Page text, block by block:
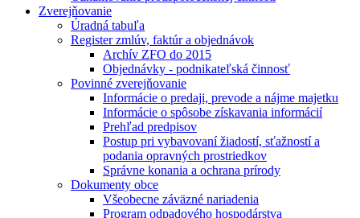
Zverejňovanie
Úradná tabuľa
Register zmlúv, faktúr a objednávok
Archív ZFO do 2015
Objednávky - podnikateľská činnosť
Povinné zverejňovanie
Informácie o predaji, prevode a nájme majetku
Informácie o spôsobe získavania informácií
Prehľad predpisov
Postup pri vybavovaní žiadostí, sťažností a
podania opravných prostriedkov
Správne konania a ochrana prírody
Dokumenty obce
Všeobecne záväzné nariadenia
Program odpadového hospodárstva